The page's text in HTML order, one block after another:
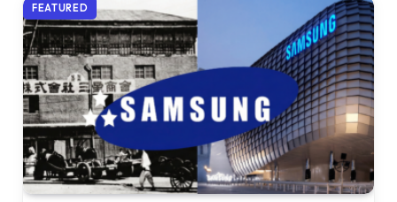
FEATURED